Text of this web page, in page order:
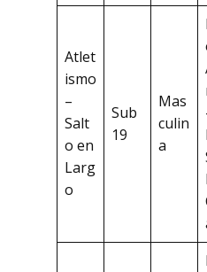
Atlet
ismo
–
Salt
o en
Larg
o
Sub
19
Mas
culin
a